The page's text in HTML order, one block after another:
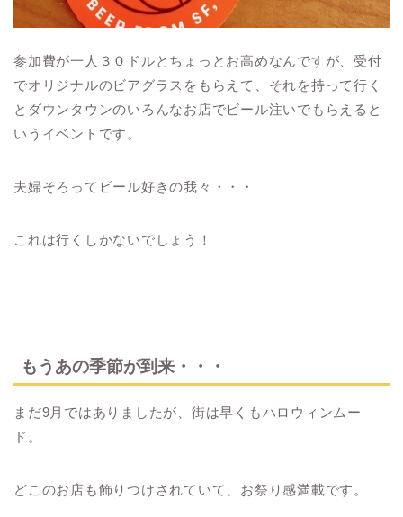
参加費が一人３０ドルとちょっとお高めなんですが、受付
でオリジナルのビアグラスをもらえて、それを持って行く
とダウンタウンのいろんなお店でビール注いでもらえると
いうイベントです。
夫婦そろってビール好きの我々・・・
これは行くしかないでしょう！
もうあの季節が到来・・・
まだ9月ではありましたが、街は早くもハロウィンムー
ド。
どこのお店も飾りつけされていて、お祭り感満載です。